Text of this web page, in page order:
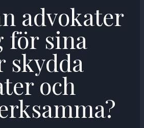
advokater
för sina
skydda
och